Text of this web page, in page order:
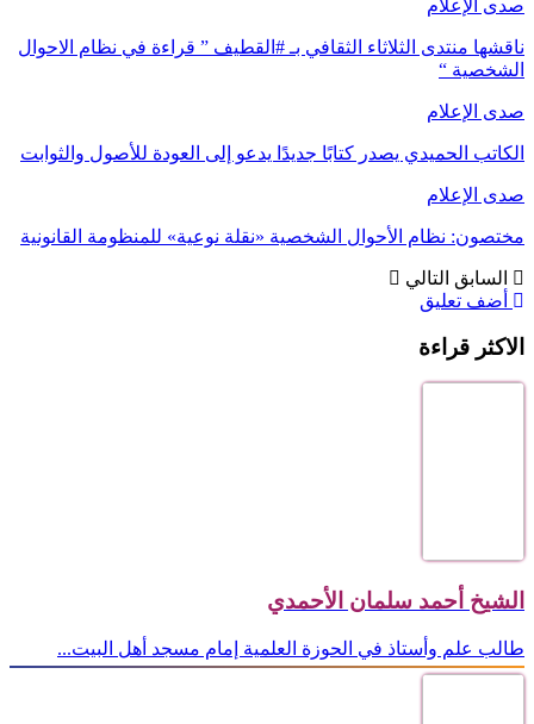
صدى الإعلام
ناقشها منتدى الثلاثاء الثقافي بـ #القطيف ” قراءة في نظام الاحوال
الشخصية “
صدى الإعلام
الكاتب الحميدي يصدر كتابًا جديدًا يدعو إلى العودة للأصول والثوابت
صدى الإعلام
مختصون: نظام الأحوال الشخصية «نقلة نوعية» للمنظومة القانونية
السابق التالي
أضف تعليق
الاكثر قراءة
الشيخ أحمد سلمان الأحمدي
طالب علم وأستاذ في الحوزة العلمية إمام مسجد أهل البيت...